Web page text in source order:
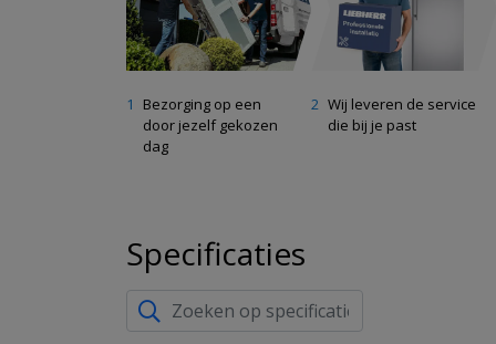
Bezorging op een
door jezelf gekozen
dag
Wij leveren de service
die bij je past
Specificaties